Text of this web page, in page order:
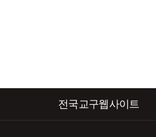
전국교구웹사이트